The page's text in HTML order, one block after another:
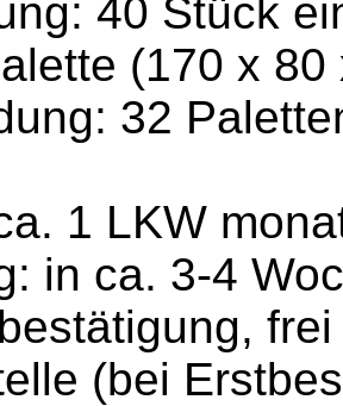
40 Stück
(170 x 80
32
1 LKW
in ca. 3-4
(bei